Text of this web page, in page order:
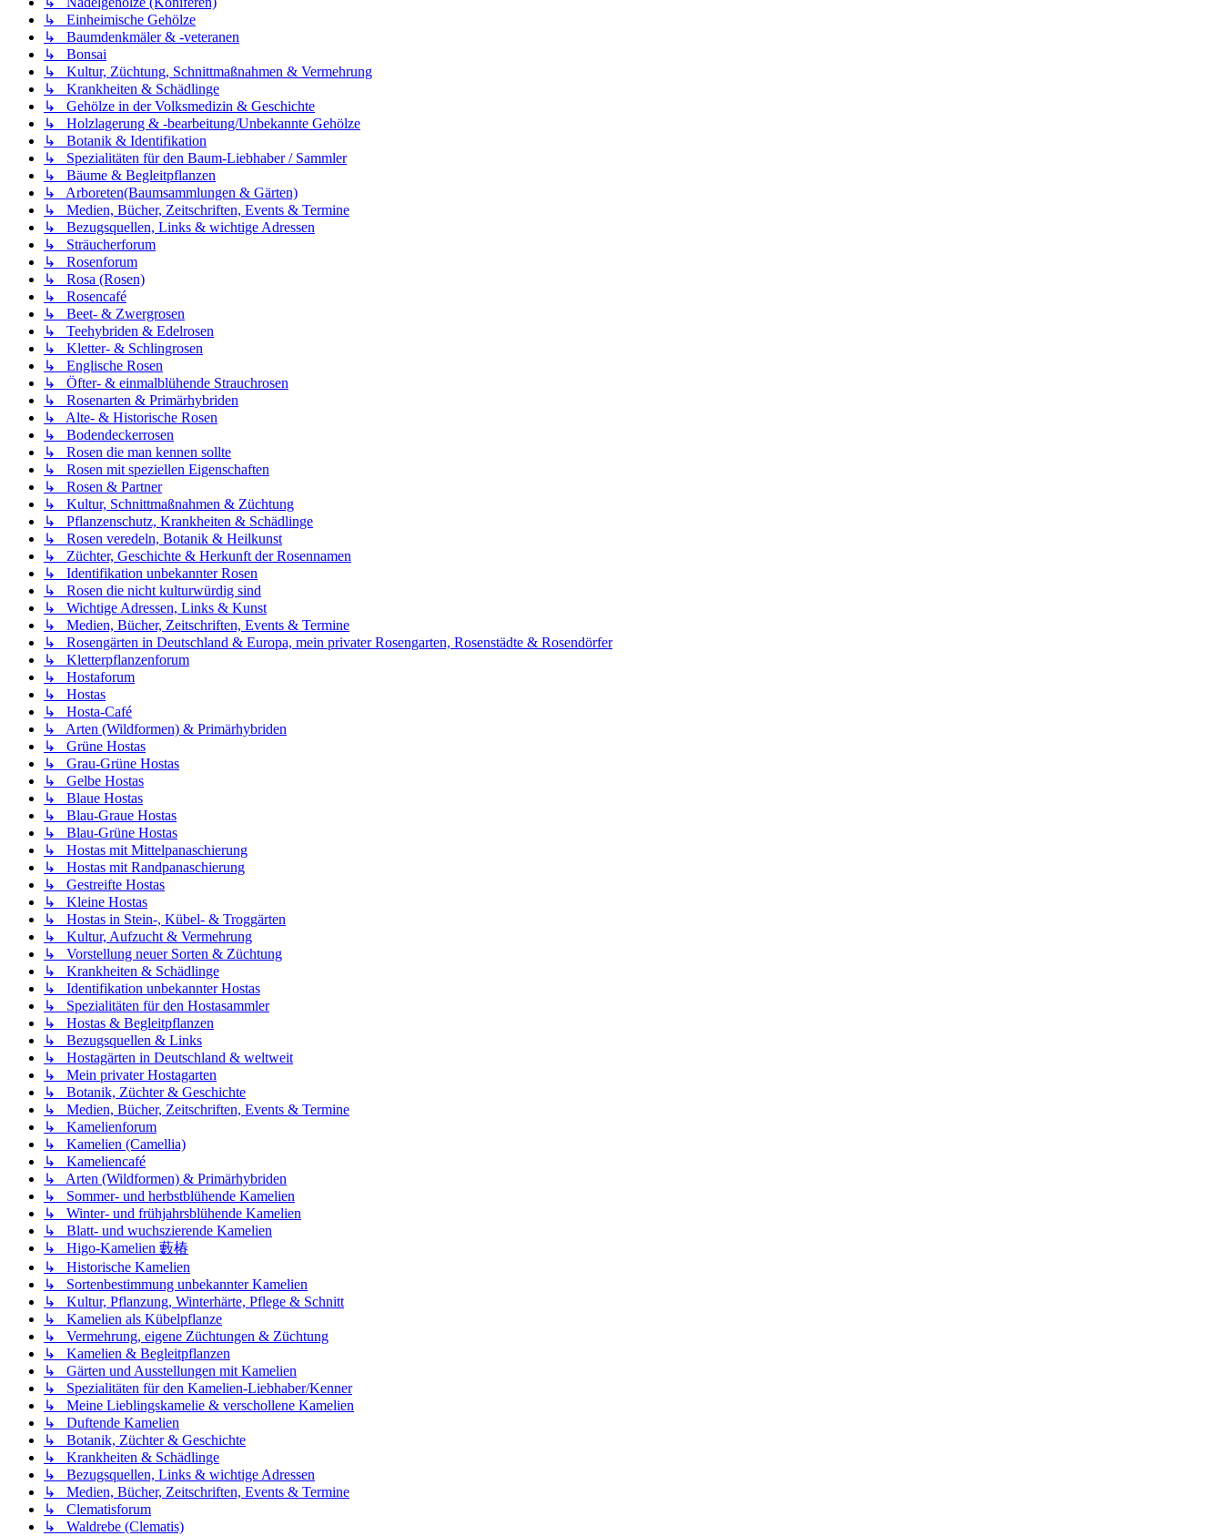
↳ Einheimische Gehölze
↳ Baumdenkmäler & -veteranen
↳ Bonsai
↳ Kultur, Züchtung, Schnittmaßnahmen & Vermehrung
↳ Krankheiten & Schädlinge
↳ Gehölze in der Volksmedizin & Geschichte
↳ Holzlagerung & -bearbeitung/Unbekannte Gehölze
↳ Botanik & Identifikation
↳ Spezialitäten für den Baum-Liebhaber / Sammler
↳ Bäume & Begleitpflanzen
↳ Arboreten(Baumsammlungen & Gärten)
↳ Medien, Bücher, Zeitschriften, Events & Termine
↳ Bezugsquellen, Links & wichtige Adressen
↳ Sträucherforum
↳ Rosenforum
↳ Rosa (Rosen)
↳ Rosencafé
↳ Beet- & Zwergrosen
↳ Teehybriden & Edelrosen
↳ Kletter- & Schlingrosen
↳ Englische Rosen
↳ Öfter- & einmalblühende Strauchrosen
↳ Rosenarten & Primärhybriden
↳ Alte- & Historische Rosen
↳ Bodendeckerrosen
↳ Rosen die man kennen sollte
↳ Rosen mit speziellen Eigenschaften
↳ Rosen & Partner
↳ Kultur, Schnittmaßnahmen & Züchtung
↳ Pflanzenschutz, Krankheiten & Schädlinge
↳ Rosen veredeln, Botanik & Heilkunst
↳ Züchter, Geschichte & Herkunft der Rosennamen
↳ Identifikation unbekannter Rosen
↳ Rosen die nicht kulturwürdig sind
↳ Wichtige Adressen, Links & Kunst
↳ Medien, Bücher, Zeitschriften, Events & Termine
↳ Rosengärten in Deutschland & Europa, mein privater Rosengarten, Rosenstädte & Rosendörfer
↳ Kletterpflanzenforum
↳ Hostaforum
↳ Hostas
↳ Hosta-Café
↳ Arten (Wildformen) & Primärhybriden
↳ Grüne Hostas
↳ Grau-Grüne Hostas
↳ Gelbe Hostas
↳ Blaue Hostas
↳ Blau-Graue Hostas
↳ Blau-Grüne Hostas
↳ Hostas mit Mittelpanaschierung
↳ Hostas mit Randpanaschierung
↳ Gestreifte Hostas
↳ Kleine Hostas
↳ Hostas in Stein-, Kübel- & Troggärten
↳ Kultur, Aufzucht & Vermehrung
↳ Vorstellung neuer Sorten & Züchtung
↳ Krankheiten & Schädlinge
↳ Identifikation unbekannter Hostas
↳ Spezialitäten für den Hostasammler
↳ Hostas & Begleitpflanzen
↳ Bezugsquellen & Links
↳ Hostagärten in Deutschland & weltweit
↳ Mein privater Hostagarten
↳ Botanik, Züchter & Geschichte
↳ Medien, Bücher, Zeitschriften, Events & Termine
↳ Kamelienforum
↳ Kamelien (Camellia)
↳ Kameliencafé
↳ Arten (Wildformen) & Primärhybriden
↳ Sommer- und herbstblühende Kamelien
↳ Winter- und frühjahrsblühende Kamelien
↳ Blatt- und wuchszierende Kamelien
↳ Higo-Kamelien 藪椿
↳ Historische Kamelien
↳ Sortenbestimmung unbekannter Kamelien
↳ Kultur, Pflanzung, Winterhärte, Pflege & Schnitt
↳ Kamelien als Kübelpflanze
↳ Vermehrung, eigene Züchtungen & Züchtung
↳ Kamelien & Begleitpflanzen
↳ Gärten und Ausstellungen mit Kamelien
↳ Spezialitäten für den Kamelien-Liebhaber/Kenner
↳ Meine Lieblingskamelie & verschollene Kamelien
↳ Duftende Kamelien
↳ Botanik, Züchter & Geschichte
↳ Krankheiten & Schädlinge
↳ Bezugsquellen, Links & wichtige Adressen
↳ Medien, Bücher, Zeitschriften, Events & Termine
↳ Clematisforum
↳ Waldrebe (Clematis)